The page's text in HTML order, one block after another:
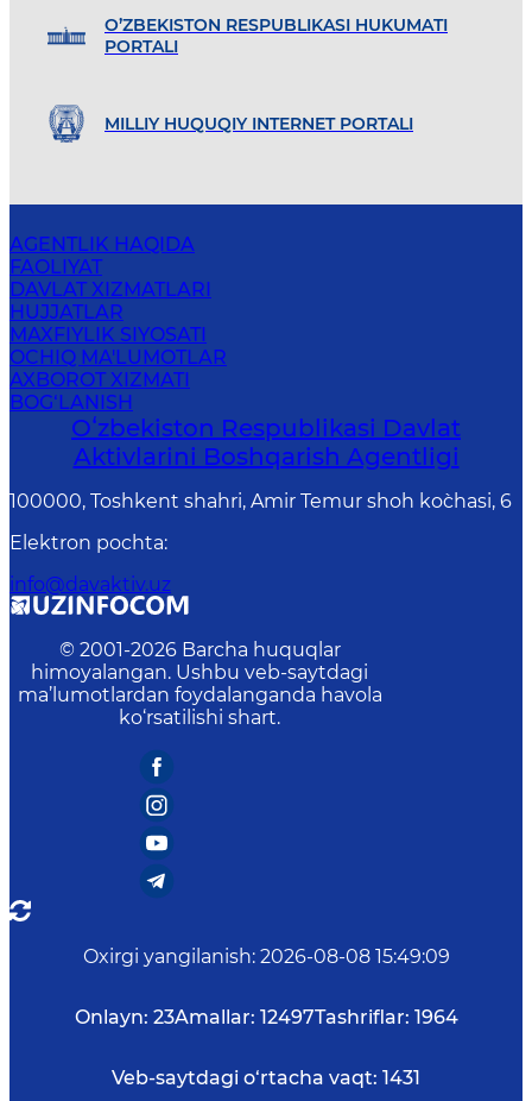
O’ZBEKISTON RESPUBLIKASI HUKUMATI
PORTALI
MILLIY HUQUQIY INTERNET PORTALI
AGENTLIK HAQIDA
FAOLIYAT
DAVLAT XIZMATLARI
HUJJATLAR
MAXFIYLIK SIYOSATI
OCHIQ MA'LUMOTLAR
AXBOROT XIZMATI
BOG‘LANISH
Oʻzbekiston Respublikasi Davlat
Aktivlarini Boshqarish Agentligi
100000, Toshkent shahri, Amir Temur shoh ko`chasi, 6
Elektron pochta:
info@davaktiv.uz
© 2001-2026 Barcha huquqlar
himoyalangan. Ushbu veb-saytdagi
ma’lumotlardan foydalanganda havola
ko‘rsatilishi shart.
Oxirgi yangilanish: 2026-08-08 15:49:09
Onlayn: 23Amallar: 12497Tashriflar: 1964
Veb-saytdagi o‘rtacha vaqt: 1431